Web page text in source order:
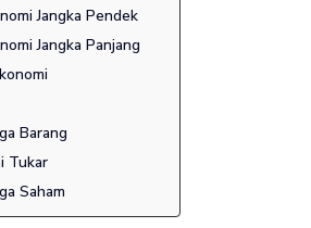
Jangka Pendek
Jangka Panjang
Barang
Tukar
Saham